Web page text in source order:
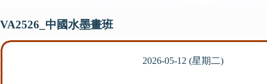
VA2526_中國水墨畫班
2026-05-12 (星期二)